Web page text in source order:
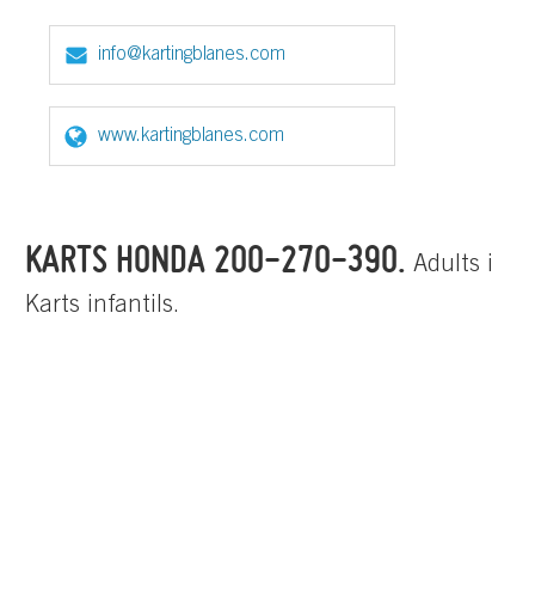
KARTS HONDA 200-270-390. Adults i
Karts infantils.
info@kartingblanes.com
www.kartingblanes.com